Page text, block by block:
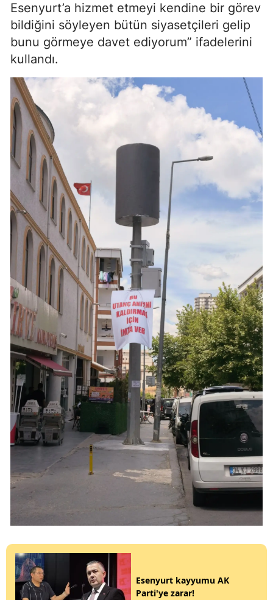
Esenyurt’a hizmet etmeyi kendine bir görev
bildiğini söyleyen bütün siyasetçileri gelip
bunu görmeye davet ediyorum” ifadelerini
kullandı.
Esenyurt kayyumu AK
Parti'ye zarar!